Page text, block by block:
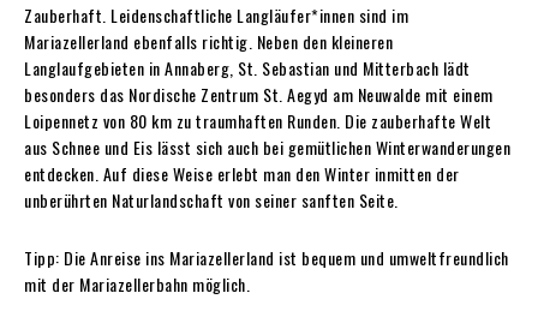
Zauberhaft. Leidenschaftliche Langläufer*innen sind im
Mariazellerland ebenfalls richtig. Neben den kleineren
Langlaufgebieten in Annaberg, St. Sebastian und Mitterbach lädt
besonders das Nordische Zentrum St. Aegyd am Neuwalde mit einem
Loipennetz von 80 km zu traumhaften Runden. Die zauberhafte Welt
aus Schnee und Eis lässt sich auch bei gemütlichen Winterwanderungen
entdecken. Auf diese Weise erlebt man den Winter inmitten der
unberührten Naturlandschaft von seiner sanften Seite.
Tipp: Die Anreise ins Mariazellerland ist bequem und umweltfreundlich
mit der Mariazellerbahn möglich.